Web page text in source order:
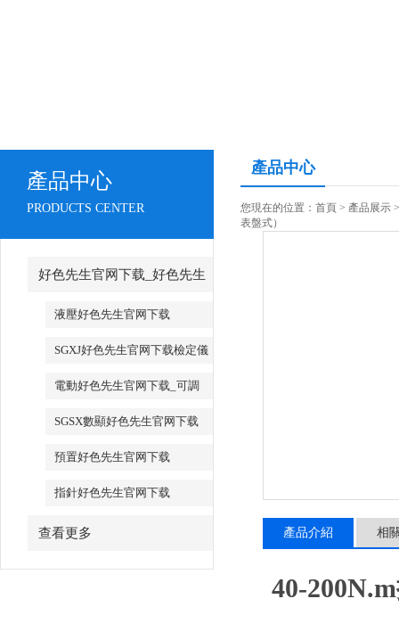
產品中心
PRODUCTS CENTER
好色先生官网下载_好色先生
官网下载廠家
液壓好色先生官网下载
SGXJ好色先生官网下载檢定儀
_SGXJ扭矩扳手檢定儀
電動好色先生官网下载_可調
試電動好色先生官网下载
SGSX數顯好色先生官网下载
_SGTS數顯好色先生官网下载
預置好色先生官网下载
指針好色先生官网下载
查看更多
產品中心
您現在的位置： 首頁 > 產品展示
表盤式）
產品介紹 相
40-